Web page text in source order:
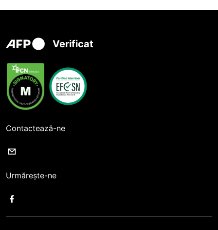
Verificat
Contactează-ne
Urmărește-ne